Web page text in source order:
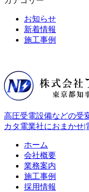
お知らせ
新着情報
施工事例
高圧受電設備などの受
カタ電業社におまかせ|
ホーム
会社概要
業務案内
施工事例
採用情報